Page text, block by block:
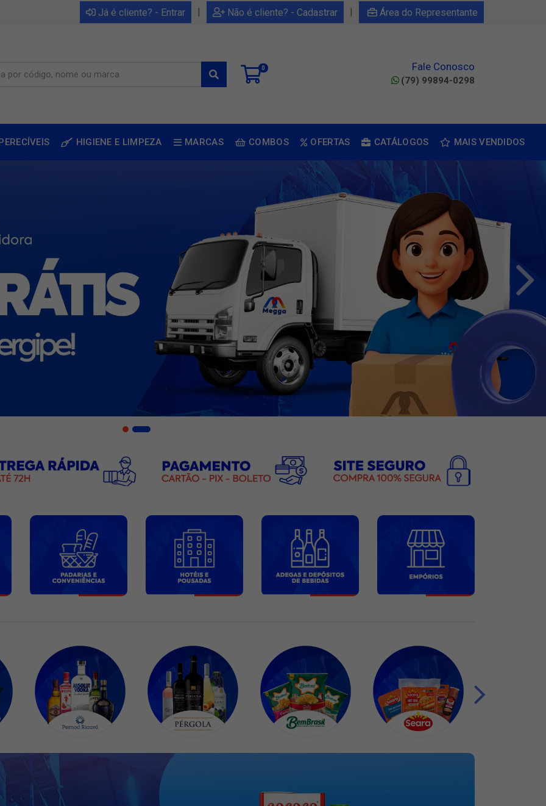
Já é cliente? - Entrar | Não é cliente? - Cadastrar | Área do Representante
0 Fale Conosco
(79) 99894-0298
HIGIENE E LIMPEZA MARCAS COMBOS OFERTAS CATÁLOGOS MAIS VENDIDOS